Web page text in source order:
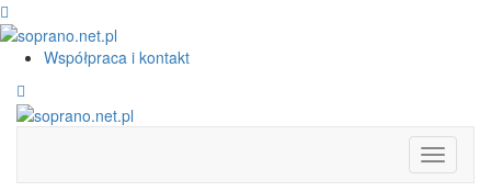
Współpraca i kontakt
Toggle